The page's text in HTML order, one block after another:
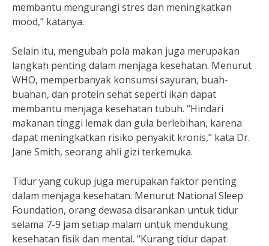
membantu mengurangi stres dan meningkatkan
mood,” katanya.
Selain itu, mengubah pola makan juga merupakan
langkah penting dalam menjaga kesehatan. Menurut
WHO, memperbanyak konsumsi sayuran, buah-
buahan, dan protein sehat seperti ikan dapat
membantu menjaga kesehatan tubuh. “Hindari
makanan tinggi lemak dan gula berlebihan, karena
dapat meningkatkan risiko penyakit kronis,” kata Dr.
Jane Smith, seorang ahli gizi terkemuka.
Tidur yang cukup juga merupakan faktor penting
dalam menjaga kesehatan. Menurut National Sleep
Foundation, orang dewasa disarankan untuk tidur
selama 7-9 jam setiap malam untuk mendukung
kesehatan fisik dan mental. “Kurang tidur dapat